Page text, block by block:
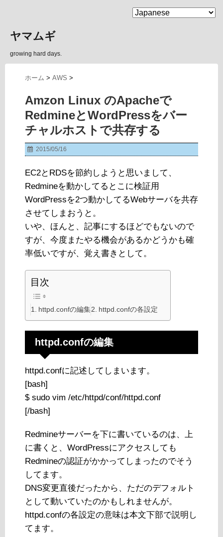
MENU
ヤマムギ
growing hard days.
ホーム > AWS >
Amzon Linux のApacheで
RedmineとWordPressをバー
チャルホストで共存する
2015/05/16
EC2とRDSを節約しようと思いまして、
Redmineを動かしてるとこに検証用
WordPressを2つ動かしてるWebサーバを共存
させてしまおうと。
いや、ほんと、記事にするほどでもないので
すが、今度またやる機会があるかどうかも確
率低いですが、覚え書きとして。
目次
httpd.confの編集 httpd.confの各設定
httpd.confの編集
httpd.confに記述してしまいます。
[bash]
$ sudo vim /etc/httpd/conf/httpd.conf
[/bash]
Redmineサーバーを下に書いているのは、上
に書くと、WordPressにアクセスしても
Redmineの認証がかかってしまったのでそう
してます。
DNS変更直後だったから、ただのデフォルト
として動いていたのかもしれませんが。
httpd.confの各設定の意味は本文下部で説明し
てます。